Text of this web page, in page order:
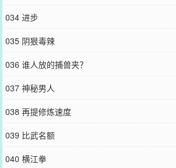
034 进步
035 阴狠毒辣
036 谁人放的捕兽夹？
037 神秘男人
038 再提修炼速度
039 比武名额
040 横江拳